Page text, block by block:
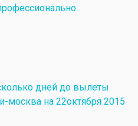
дней до вылеты
на 22октября 2015